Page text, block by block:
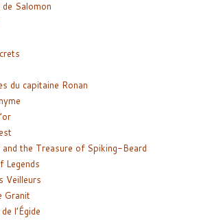
de Salomon
du capitaine Ronan
and the Treasure of Spiking-Beard
Legends
Veilleurs
Granit
l’Égide